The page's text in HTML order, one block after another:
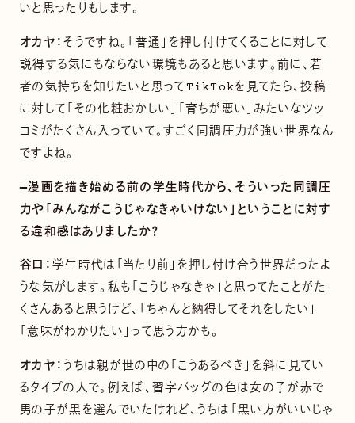
いと思ったりもします。
オカヤ：そうですね。「普通」を押し付けてくることに対して
説得する気にもならない環境もあると思います。前に、若
者の気持ちを知りたいと思ってTikTokを見てたら、投稿
に対して「その化粧おかしい」「育ちが悪い」みたいなツッ
コミがたくさん入っていて。すごく同調圧力が強い世界なん
ですよね。
—漫画を描き始める前の学生時代から、そういった同調圧
力や「みんながこうじゃなきゃいけない」ということに対す
る違和感はありましたか？
谷口：学生時代は「当たり前」を押し付け合う世界だったよ
うな気がします。私も「こうじゃなきゃ」と思ってたことがた
くさんあると思うけど、「ちゃんと納得してそれをしたい」
「意味がわかりたい」って思う方かも。
オカヤ： うちは親が世の中の「こうあるべき」を斜に見てい
るタイプの人で。例えば、習字バッグの色は女の子が赤で
男の子が黒を選んでいたけれど、うちは「黒い方がいいじゃ